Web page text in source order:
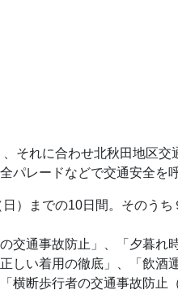
それに合わせ北秋田地区
パレードなどで交通安全を
）までの10日間。そのう
交通事故防止」、「夕暮れ
しい着用の徹底」、「飲酒
横断歩行者の交通事故防止